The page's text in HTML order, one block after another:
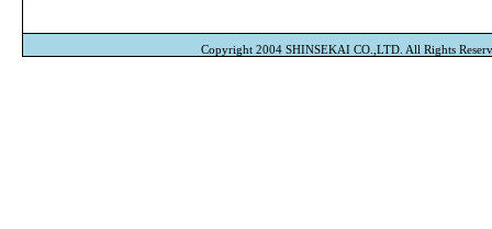
Copyright 2004 SHINSEKAI CO.,LTD. All Rights